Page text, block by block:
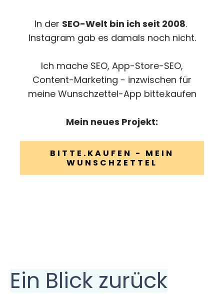
In der SEO-Welt bin ich seit 2008.
Instagram gab es damals noch nicht.
Ich mache SEO, App-Store-SEO,
Content-Marketing - inzwischen für
meine Wunschzettel-App bitte.kaufen
Mein neues Projekt:
BITTE.KAUFEN - MEIN
WUNSCHZETTEL
Ein Blick zurück